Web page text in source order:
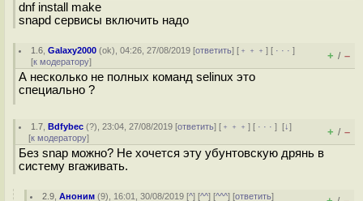
dnf install make
snapd сервисы включить надо
1.6 ,Galaxy2000 (ok), 04:26, 27/08/2019 [ответить] [ ﹢﹢﹢] [ · · ·]
[к модератору] + / –
А несколько не полных команд selinux это
специально ?
1.7 ,Bdfybec (?), 23:04, 27/08/2019 [ответить] [ ﹢﹢﹢] [ · · ·][↓]
[к модератору] + / –
Без snap можно? Не хочется эту убунтовскую дрянь в
систему вгаживать.
2.9 ,Аноним (9), 16:01, 30/08/2019 [^] [^^] [^^^] [ответить]